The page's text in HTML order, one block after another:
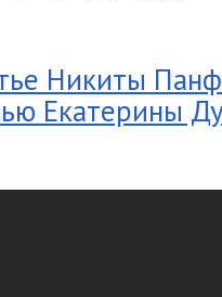
Никиты
Екатерины